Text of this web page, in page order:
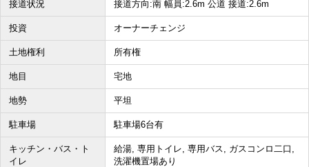
接道状況 接道方向:南 幅員:2.6m 公道 接道:2.6m
投資 オーナーチェンジ
土地権利 所有権
地目 宅地
地勢 平坦
駐車場 駐車場6台有
キッチン・バス・ト
イレ
給湯, 専用トイレ, 専用バス, ガスコンロ二口,
洗濯機置場あり